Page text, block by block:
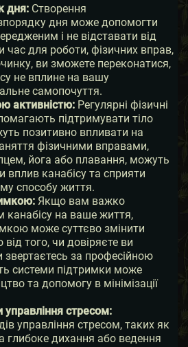
дня: Створення
дня може допомогти
і не відставати від
час для роботи, фізичних вправ,
ви зможете переконатися,
не вплине на вашу
самопочуття.
активністю: Регулярні фізичні
підтримувати тіло
позитивно впливати на
фізичними вправами,
йога або плавання, можуть
канабісу та сприяти
способу життя.
Якщо вам важко
канабісу на ваше життя,
може суттєво змінити
того, чи довіряєте ви
звертаєтесь за професійною
системи підтримки може
та допомогу в мінімізації
стресом:
управління стресом, таких як
глибоке дихання або ведення